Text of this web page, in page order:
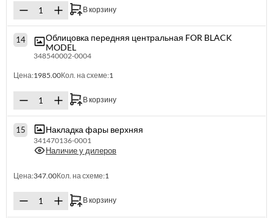
В корзину
14
Облицовка передняя центральная FOR BLACK
MODEL
348540002-0004
Цена:1985.00Кол. на схеме:1
В корзину
15 Накладка фары верхняя
341470136-0001
Наличие у дилеров
Цена:347.00Кол. на схеме:1
В корзину